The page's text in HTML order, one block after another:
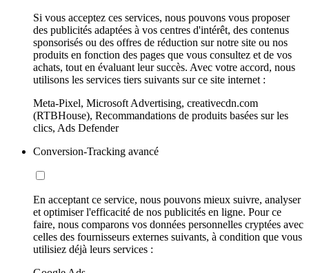
Si vous acceptez ces services, nous pouvons vous proposer
des publicités adaptées à vos centres d'intérêt, des contenus
sponsorisés ou des offres de réduction sur notre site ou nos
produits en fonction des pages que vous consultez et de vos
achats, tout en évaluant leur succès. Avec votre accord, nous
utilisons les services tiers suivants sur ce site internet :
Meta-Pixel, Microsoft Advertising, creativecdn.com
(RTBHouse), Recommandations de produits basées sur les
clics, Ads Defender
Conversion-Tracking avancé
En acceptant ce service, nous pouvons mieux suivre, analyser
et optimiser l'efficacité de nos publicités en ligne. Pour ce
faire, nous comparons vos données personnelles cryptées avec
celles des fournisseurs externes suivants, à condition que vous
utilisiez déjà leurs services :